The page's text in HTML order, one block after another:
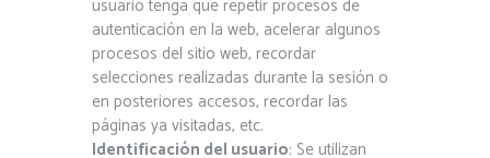
usuario tenga que repetir procesos de
autenticación en la web, acelerar algunos
procesos del sitio web, recordar
selecciones realizadas durante la sesión o
en posteriores accesos, recordar las
páginas ya visitadas, etc.
Identificación del usuario: Se utilizan